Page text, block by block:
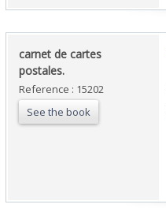
‎carnet de cartes
postales. ‎
Reference : 15202
See the book